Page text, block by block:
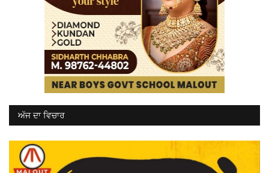
ਅੱਜ ਦਾ ਵਿਚਾਰ